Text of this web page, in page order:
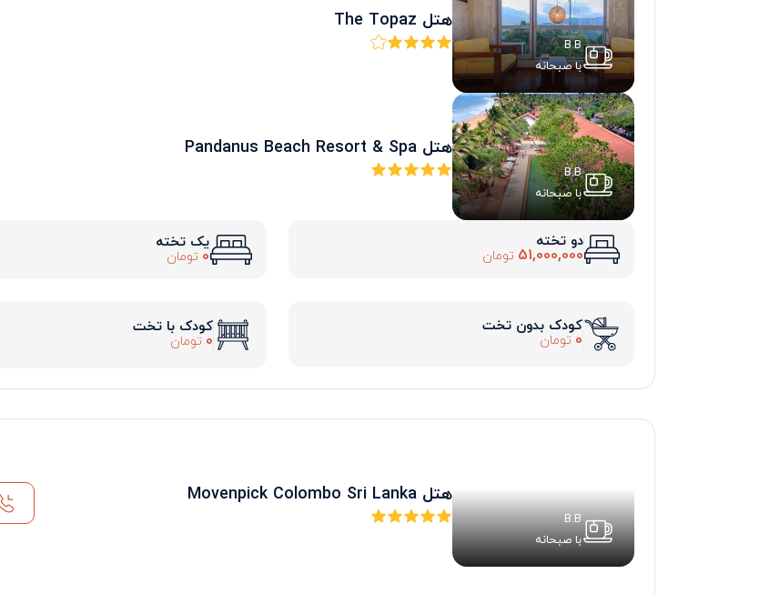
B.B
با صبحانه
هتل The Topaz
B.B
با صبحانه
هتل Pandanus Beach Resort & Spa
دو تخته
51,000,000 تومان
یک تخته
0 تومان
کودک بدون تخت
0 تومان
کودک با تخت
0 تومان
B.B
با صبحانه
هتل Movenpick Colombo Sri Lanka